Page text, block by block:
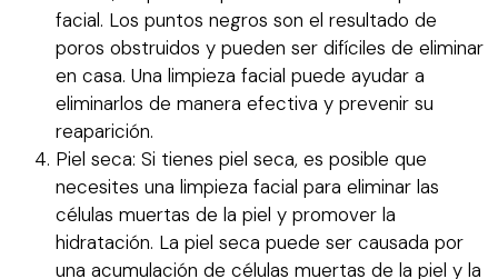
facial. Los puntos negros son el resultado de
poros obstruidos y pueden ser difíciles de eliminar
en casa. Una limpieza facial puede ayudar a
eliminarlos de manera efectiva y prevenir su
reaparición.
Piel seca: Si tienes piel seca, es posible que
necesites una limpieza facial para eliminar las
células muertas de la piel y promover la
hidratación. La piel seca puede ser causada por
una acumulación de células muertas de la piel y la